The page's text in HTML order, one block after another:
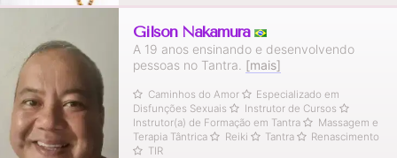
Gilson Nakamura
A 19 anos ensinando e desenvolvendo
pessoas no Tantra. [mais]
Caminhos do Amor
Especializado em
Disfunções Sexuais
Instrutor de Cursos
Instrutor(a) de Formação em Tantra
Massagem e
Terapia Tântrica
Reiki Tantra
Renascimento
TIR